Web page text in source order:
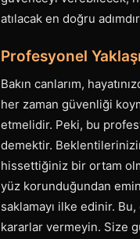
atılacak en doğru
Profesyonel
Bakın canlarım,
her zaman güvenliği
etmelidir. Peki, bu
demektir.
hissettiğiniz bir ortam
yüz korunduğundan
saklamayı ilke edinir.
kararlar vermeyin. Size